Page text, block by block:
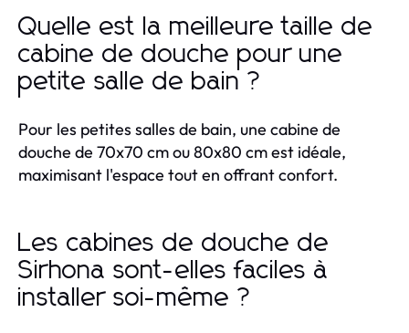
Quelle est la meilleure taille de
cabine de douche pour une
petite salle de bain ?
Pour les petites salles de bain, une cabine de
douche de 70x70 cm ou 80x80 cm est idéale,
maximisant l'espace tout en offrant confort.
Les cabines de douche de
Sirhona sont-elles faciles à
installer soi-même ?